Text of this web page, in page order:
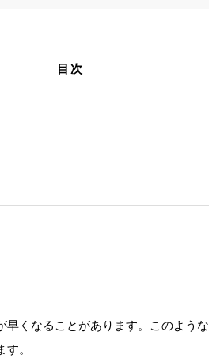
目次
くなることがあります。このよう
。